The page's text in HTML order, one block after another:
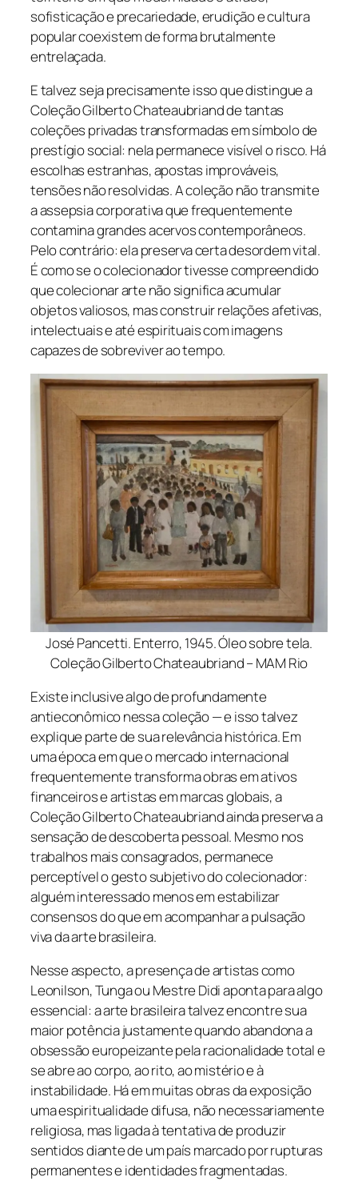
sofisticação e precariedade, erudição e cultura
popular coexistem de forma brutalmente
entrelaçada.
E talvez seja precisamente isso que distingue a
Coleção Gilberto Chateaubriand de tantas
coleções privadas transformadas em símbolo de
prestígio social: nela permanece visível o risco. Há
escolhas estranhas, apostas improváveis,
tensões não resolvidas. A coleção não transmite
a assepsia corporativa que frequentemente
contamina grandes acervos contemporâneos.
Pelo contrário: ela preserva certa desordem vital.
É como se o colecionador tivesse compreendido
que colecionar arte não significa acumular
objetos valiosos, mas construir relações afetivas,
intelectuais e até espirituais com imagens
capazes de sobreviver ao tempo.
José Pancetti. Enterro, 1945. Óleo sobre tela.
Coleção Gilberto Chateaubriand – MAM Rio
Existe inclusive algo de profundamente
antieconômico nessa coleção — e isso talvez
explique parte de sua relevância histórica. Em
uma época em que o mercado internacional
frequentemente transforma obras em ativos
financeiros e artistas em marcas globais, a
Coleção Gilberto Chateaubriand ainda preserva a
sensação de descoberta pessoal. Mesmo nos
trabalhos mais consagrados, permanece
perceptível o gesto subjetivo do colecionador:
alguém interessado menos em estabilizar
consensos do que em acompanhar a pulsação
viva da arte brasileira.
Nesse aspecto, a presença de artistas como
Leonilson, Tunga ou Mestre Didi aponta para algo
essencial: a arte brasileira talvez encontre sua
maior potência justamente quando abandona a
obsessão europeizante pela racionalidade total e
se abre ao corpo, ao rito, ao mistério e à
instabilidade. Há em muitas obras da exposição
uma espiritualidade difusa, não necessariamente
religiosa, mas ligada à tentativa de produzir
sentidos diante de um país marcado por rupturas
permanentes e identidades fragmentadas.